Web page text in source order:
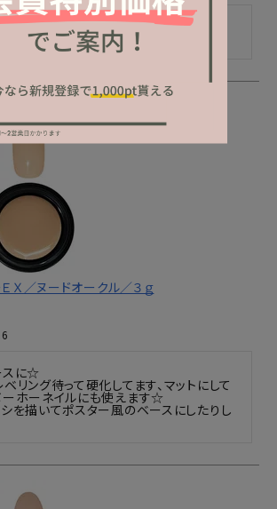
ボーホーネイルに合う☆
スに基本使ってます☆
Ｘ／ヌードオークル／３ｇ
スに☆
リング待って硬化してます、マットにして
ーホーネイルにも使えます☆
を描いてポスター風のベースにしたりし